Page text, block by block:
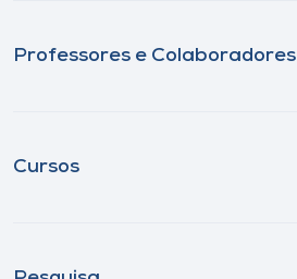
Professores e Colaboradores
Cursos